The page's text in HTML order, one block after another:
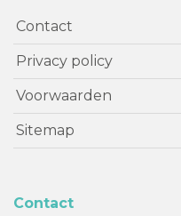
Contact
Privacy policy
Voorwaarden
Sitemap
Contact